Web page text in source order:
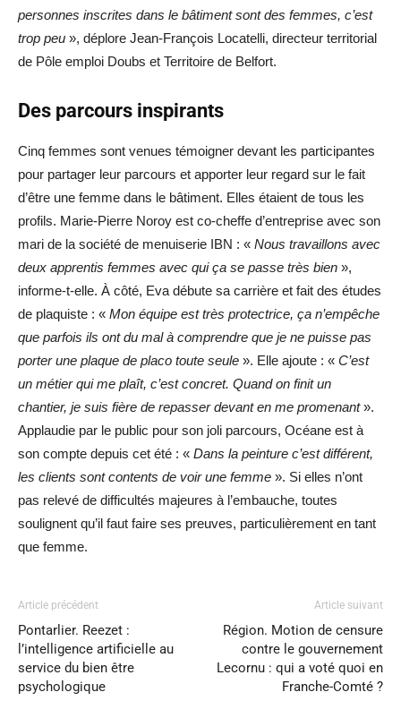
personnes inscrites dans le bâtiment sont des femmes, c’est
trop peu », déplore Jean-François Locatelli, directeur territorial
de Pôle emploi Doubs et Territoire de Belfort.
Des parcours inspirants
Cinq femmes sont venues témoigner devant les participantes
pour partager leur parcours et apporter leur regard sur le fait
d’être une femme dans le bâtiment. Elles étaient de tous les
profils. Marie-Pierre Noroy est co-cheffe d’entreprise avec son
mari de la société de menuiserie IBN : « Nous travaillons avec
deux apprentis femmes avec qui ça se passe très bien »,
informe-t-elle. À côté, Eva débute sa carrière et fait des études
de plaquiste : « Mon équipe est très protectrice, ça n’empêche
que parfois ils ont du mal à comprendre que je ne puisse pas
porter une plaque de placo toute seule ». Elle ajoute : « C’est
un métier qui me plaît, c’est concret. Quand on finit un
chantier, je suis fière de repasser devant en me promenant».
Applaudie par le public pour son joli parcours, Océane est à
son compte depuis cet été : « Dans la peinture c’est différent,
les clients sont contents de voir une femme ». Si elles n’ont
pas relevé de difficultés majeures à l’embauche, toutes
soulignent qu’il faut faire ses preuves, particulièrement en tant
que femme.
Article précédent
Pontarlier. Reezet :
l’intelligence artificielle au
service du bien être
psychologique
Article suivant
Région. Motion de censure
contre le gouvernement
Lecornu : qui a voté quoi en
Franche-Comté ?